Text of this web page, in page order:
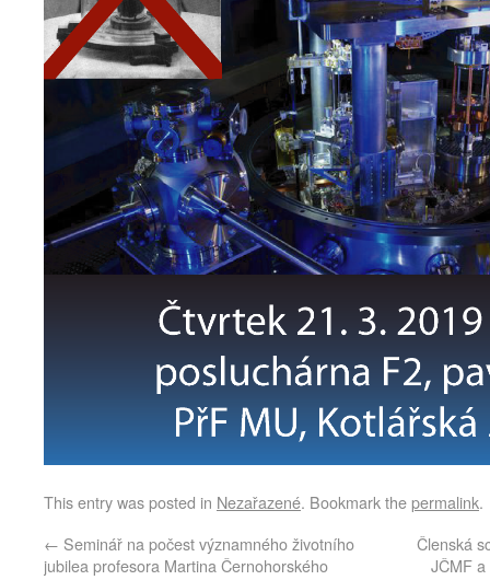
This entry was posted in Nezařazené. Bookmark thepermalink.
← Seminář na počest významného životního
jubilea profesora Martina Černohorského
Členská
JČMF